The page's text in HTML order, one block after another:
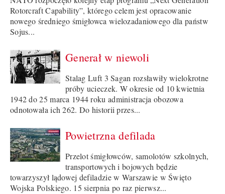
Rotorcraft Capability”, którego celem jest opracowanie
nowego średniego śmigłowca wielozadaniowego dla państw
Sojus...
Generał w niewoli
Stalag Luft 3 Sagan rozsławiły wielokrotne
próby ucieczek. W okresie od 10 kwietnia
1942 do 25 marca 1944 roku administracja obozowa
odnotowała ich 262. Do historii przes...
Powietrzna defilada
Przelot śmigłowców, samolotów szkolnych,
transportowych i bojowych będzie
towarzyszył lądowej defiladzie w Warszawie w Święto
Wojska Polskiego. 15 sierpnia po raz pierwsz...